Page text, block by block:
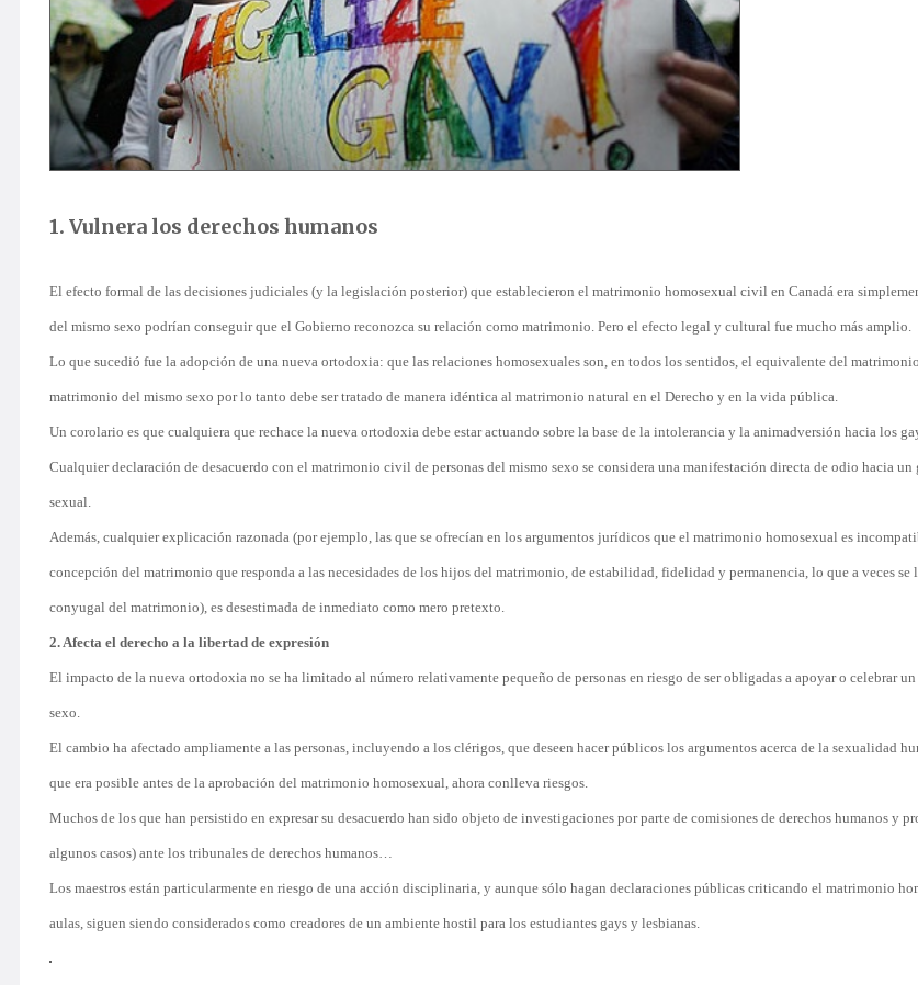
1. Vulnera los derechos humanos
El efecto formal de las decisiones judiciales (y la legislación posterior) que establecieron el matrimonio homosexual civil en Canadá era
del mismo sexo podrían conseguir que el Gobierno reconozca su relación como matrimonio. Pero el efecto legal y cultural fue mucho más amplio.
Lo que sucedió fue la adopción de una nueva ortodoxia: que las relaciones homosexuales son, en todos los sentidos, el equivalente del
matrimonio del mismo sexo por lo tanto debe ser tratado de manera idéntica al matrimonio natural en el Derecho y en la vida pública.
Un corolario es que cualquiera que rechace la nueva ortodoxia debe estar actuando sobre la base de la intolerancia y la animadversión hacia los
Cualquier declaración de desacuerdo con el matrimonio civil de personas del mismo sexo se considera una manifestación directa de odio hacia
sexual.
Además, cualquier explicación razonada (por ejemplo, las que se ofrecían en los argumentos jurídicos que el matrimonio homosexual es
concepción del matrimonio que responda a las necesidades de los hijos del matrimonio, de estabilidad, fidelidad y permanencia, lo que a veces se
conyugal del matrimonio), es desestimada de inmediato como mero pretexto.
2. Afecta el derecho a la libertad de expresión
El impacto de la nueva ortodoxia no se ha limitado al número relativamente pequeño de personas en riesgo de ser obligadas a apoyar o celebrar
sexo.
El cambio ha afectado ampliamente a las personas, incluyendo a los clérigos, que deseen hacer públicos los argumentos acerca de la sexualidad
que era posible antes de la aprobación del matrimonio homosexual, ahora conlleva riesgos.
Muchos de los que han persistido en expresar su desacuerdo han sido objeto de investigaciones por parte de comisiones de derechos humanos y
algunos casos) ante los tribunales de derechos humanos…
Los maestros están particularmente en riesgo de una acción disciplinaria, y aunque sólo hagan declaraciones públicas criticando el matrimonio
aulas, siguen siendo considerados como creadores de un ambiente hostil para los estudiantes gays y lesbianas.